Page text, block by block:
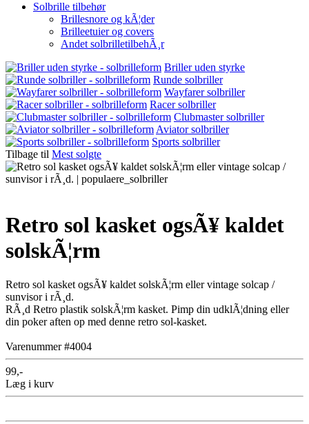
Solbrille tilbehør
Brillesnore og kÃ¦der
Brilleetuier og covers
Andet solbrilletilbehÃ¸r
Briller uden styrke
Runde solbriller
Wayfarer solbriller
Racer solbriller
Clubmaster solbriller
Aviator solbriller
Sports solbriller
Tilbage til Mest solgte
Retro sol kasket ogsÃ¥ kaldet
solskÃ¦rm
Retro sol kasket ogsÃ¥ kaldet solskÃ¦rm eller vintage solcap /
sunvisor i rÃ¸d.
RÃ¸d Retro plastik solskÃ¦rm kasket. Pimp din udklÃ¦dning eller
din poker aften op med denne retro sol-kasket.
Varenummer #4004
99,-
Læg i kurv